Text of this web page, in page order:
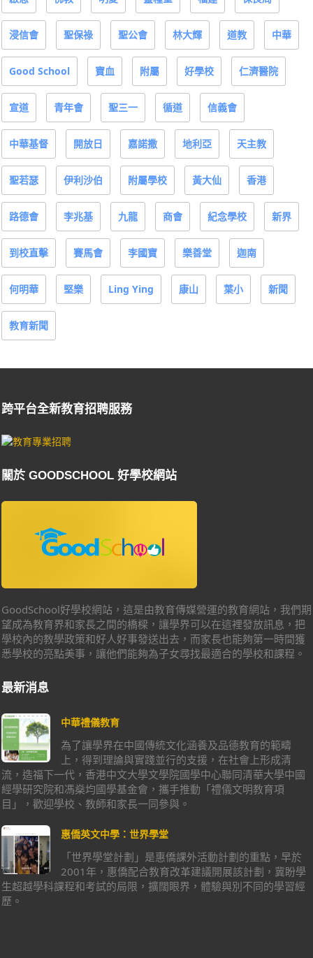
浸信會 聖保祿 聖公會 林大輝 道教 中華
Good School 寶血 附屬 好學校 仁濟醫院
宣道 青年會 聖三一 循道 信義會
中華基督 開放日 嘉諾撒 地利亞 天主教
聖若瑟 伊利沙伯 附屬學校 黃大仙 香港
路德會 李兆基 九龍 商會 紀念學校 新界
到校直擊 賽馬會 李國寶 樂善堂 迦南
何明華 堅樂 Ling Ying 康山 葉小 新聞
教育新聞
跨平台全新教育招聘服務
關於 GOODSCHOOL 好學校網站
GoodSchool好學校網站，這是由教育傳媒營運的教育網站，我們期
望成為教育界和家長之間的橋樑，讓學界可以在這裡發放訊息，把
學校內的教學政策和好人好事發送出去，而家長也能夠第一時間獲
悉學校的亮點美事，讓他們能夠為子女尋找最適合的學校和課程。
最新消息
中華禮儀教育
為了讓學界在中國傳統文化涵養及品德教育的範疇
上，得到理論與實踐並行的支援，在社會上形成清
流，造福下一代，香港中文大學文學院國學中心聯同清華大學中國
經學研究院和馮燊均國學基金會，攜手推動「禮儀文明教育項
目」，歡迎學校、教師和家長一同參與。
惠僑英文中學：世界學堂
「世界學堂計劃」是惠僑課外活動計劃的重點，早於
2001年，惠僑配合教育改革建議開展該計劃，冀盼學
生超越學科課程和考試的局限，擴闊眼界，體驗與別不同的學習經
歷。